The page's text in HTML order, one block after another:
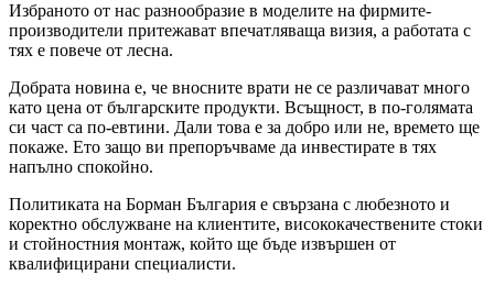
Избраното от нас разнообразие в моделите на фирмите-
производители притежават впечатляваща визия, а работата с
тях е повече от лесна.
Добрата новина е, че вносните врати не се различават много
като цена от българските продукти. Всъщност, в по-голямата
си част са по-евтини. Дали това е за добро или не, времето ще
покаже. Ето защо ви препоръчваме да инвестирате в тях
напълно спокойно.
Политиката на Борман България е свързана с любезното и
коректно обслужване на клиентите, висококачествените стоки
и стойностния монтаж, който ще бъде извършен от
квалифицирани специалисти.